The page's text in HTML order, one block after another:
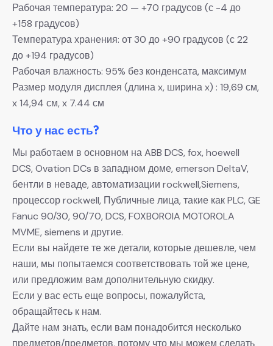
Рабочая температура: 20 — +70 градусов (с -4 до
+158 градусов)
Температура хранения: от 30 до +90 градусов (с 22
до +194 градусов)
Рабочая влажность: 95% без конденсата, максимум
Размер модуля дисплея (длина x, ширина x) : 19,69 см,
x 14,94 см, x 7.44 см
Что у нас есть?
Мы работаем в основном на ABB DCS, fox, hoewell
DCS, Ovation DCs в западном доме, emerson DeltaV,
бентли в неваде, автоматизации rockwell,Siemens,
процессор rockwell, Публичные лица, такие как PLC, GE
Fanuc 90/30, 90/70, DCS, FOXBOROIA MOTOROLA
MVME, siemens и другие.
Если вы найдете те же детали, которые дешевле, чем
наши, мы попытаемся соответствовать той же цене,
или предложим вам дополнительную скидку.
Если у вас есть еще вопросы, пожалуйста,
обращайтесь к нам.
Дайте нам знать, если вам понадобится несколько
предметов/предметов, потому что мы можем сделать